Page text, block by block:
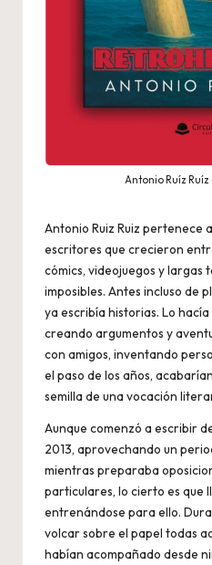
Antonio Ruíz
Antonio Ruiz Ruiz pertenece
escritores que crecieron
cómics, videojuegos y largas
imposibles. Antes incluso de
ya escribía historias. Lo
creando argumentos y
con amigos, inventando
el paso de los años,
semilla de una vocación
Aunque comenzó a escribir
2013, aprovechando un
mientras preparaba
particulares, lo cierto es que
entrenándose para ello.
volcar sobre el papel todas
habían acompañado desde